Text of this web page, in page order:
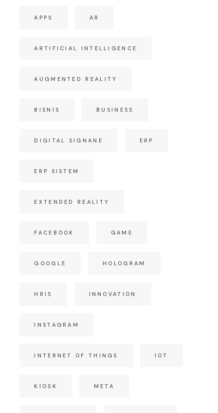
APPS AR
ARTIFICIAL INTELLIGENCE
AUGMENTED REALITY
BISNIS BUSINESS
DIGITAL SIGNANE ERP
ERP SISTEM
EXTENDED REALITY
FACEBOOK GAME
GOOGLE HOLOGRAM
HRIS INNOVATION
INSTAGRAM
INTERNET OF THINGS IOT
KIOSK META